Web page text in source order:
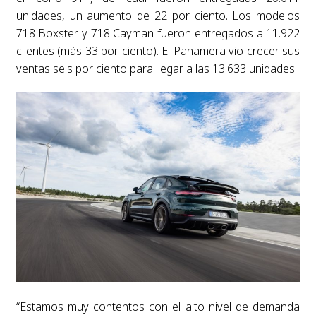
unidades, un aumento de 22 por ciento. Los modelos
718 Boxster y 718 Cayman fueron entregados a 11.922
clientes (más 33 por ciento). El Panamera vio crecer sus
ventas seis por ciento para llegar a las 13.633 unidades.
“Estamos muy contentos con el alto nivel de demanda